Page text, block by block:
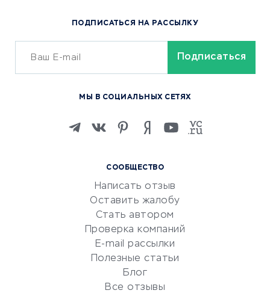
Сервисы доставки
ОБУЧЕНИЕ И РАБОТА
Изучение иностранных
Маркетинг и продажи
Репетиторство
Красота и здоровье
Сервисы по поиску работы
Сетевой маркетинг
УСЛУГИ ДЛЯ БИЗНЕСА
СООБЩЕСТВО
Написать отзыв
Оставить жалобу
Стать автором
Проверка компаний
E-mail рассылки
Полезные статьи
Блог
Все отзывы
ПОДПИСАТЬСЯ НА РАССЫЛКУ
МЫ В СОЦИАЛЬНЫХ СЕТЯХ